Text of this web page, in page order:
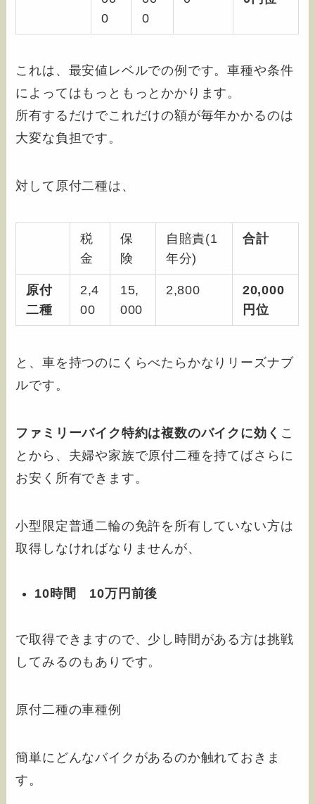
0
0
これは、最安値レベルでの例です。車種や条件
によってはもっともっとかかります。
所有するだけでこれだけの額が毎年かかるのは
大変な負担です。
対して原付二種は、
税
金
保
険
自賠責(1
年分)
合計
原付
二種
2,4
00
15,
000
2,800
20,000
円位
と、車を持つのにくらべたらかなりリーズナブ
ルです。
ファミリーバイク特約は複数のバイクに効く こ
とから、夫婦や家族で原付二種を持てばさらに
お安く所有できます。
小型限定普通二輪の免許を所有していない方は
取得しなければなりませんが、
10時間 10万円前後
で取得できますので、少し時間がある方は挑戦
してみるのもありです。
原付二種の車種例
簡単にどんなバイクがあるのか触れておきま
す。